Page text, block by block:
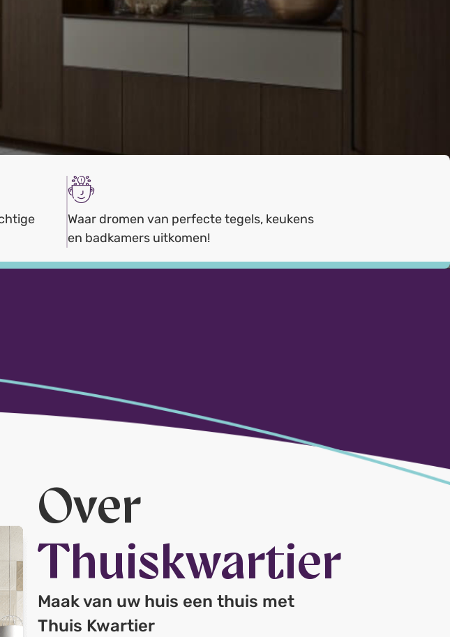
Waar dromen van perfecte tegels, keukens
en badkamers uitkomen!
Over
Thuiskwartier
Maak van uw huis een thuis met
Thuis Kwartier